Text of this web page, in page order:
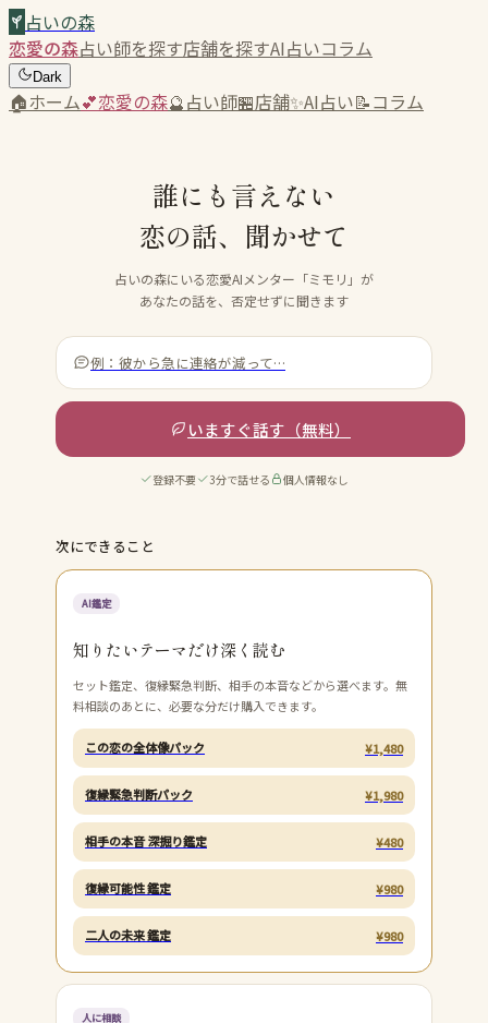
占いの森
恋愛の森占い師を探す店舗を探すAI占いコラム
Dark
🏠ホーム💕恋愛の森🔮占い師🏪店舗✨AI占い📝コラム
誰にも言えない
恋の話、聞かせて
占いの森にいる恋愛AIメンター「ミモリ」が
あなたの話を、否定せずに聞きます
例：彼から急に連絡が減って…
いますぐ話す（無料）
登録不要 3分で話せる 個人情報なし
次にできること
AI鑑定
知りたいテーマだけ深く読む
セット鑑定、復縁緊急判断、相手の本音などから選べます。無
料相談のあとに、必要な分だけ購入できます。
この恋の全体像パック ¥1,480
復縁緊急判断パック ¥1,980
相手の本音 深掘り鑑定 ¥480
復縁可能性 鑑定 ¥980
二人の未来 鑑定 ¥980
人に相談